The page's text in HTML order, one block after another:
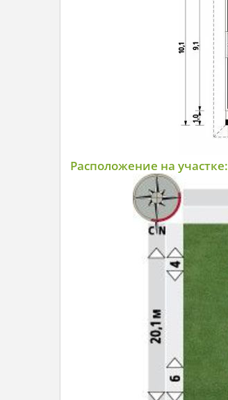
Расположение на участке: